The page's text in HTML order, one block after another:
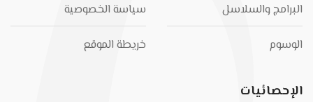
البرامج والسلاسل
الوسوم
سياسة الخصوصية
خريطة الموقع
الإحصائيات